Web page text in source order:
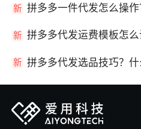
新
新
新 拼多多代发选品技巧？